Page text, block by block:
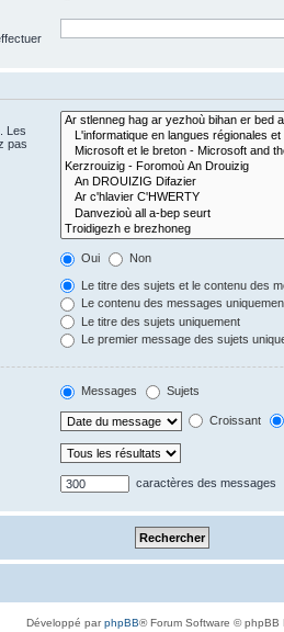
Les
pas
Oui Non
Le titre des sujets et le contenu des
Le contenu des messages
Le titre des sujets uniquement
Le premier message des sujets
Messages Sujets
Croissant
caractères des messages
Développé parphpBB® Forum Software © phpBB